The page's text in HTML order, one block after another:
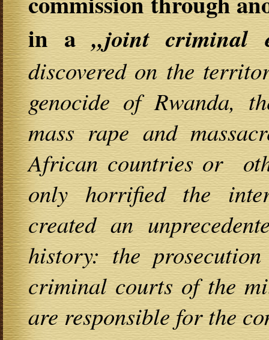
in a„joint criminal
discovered on the
genocide of Rwanda,
mass rape and
African countries or
only horrified the
created an
history: the
criminal courts of the
are responsible for the